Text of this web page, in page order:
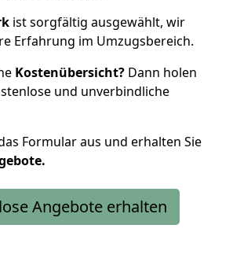
ist sorgfältig ausgewählt, wir
Erfahrung im Umzugsbereich.
Kostenübersicht? Dann holen
und unverbindliche
Formular aus und erhalten Sie
Angebote erhalten